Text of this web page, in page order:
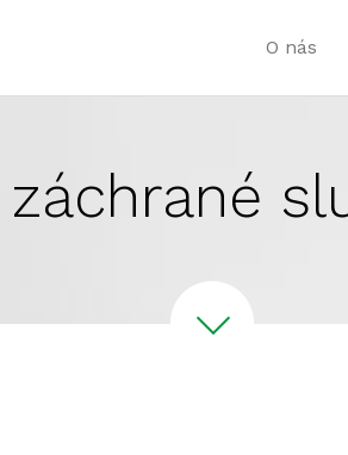
O nás